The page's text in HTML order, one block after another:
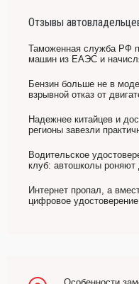
Отзывы
Таможенная служба РФ
машин из ЕАЭС и
Бензин больше не в
взрывной отказ от
Надежнее китайцев и
регионы завезли
Водительское
клуб: автошколы роняют
Интернет пропал, а
цифровое